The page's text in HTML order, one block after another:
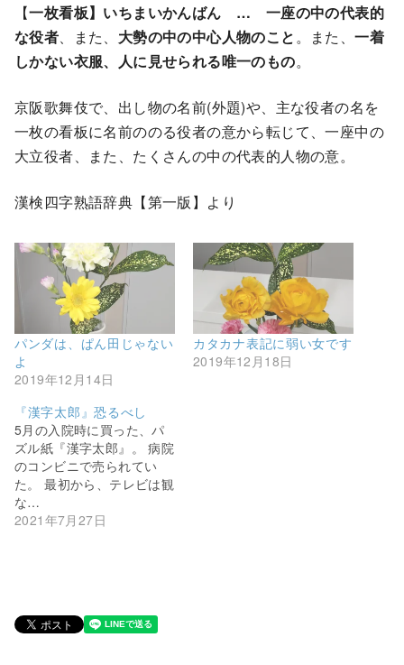
【一枚看板】いちまいかんばん … 一座の中の代表的
な役者、また、 大勢の中の中心人物のこと。また、一着
しかない衣服、人に見せられる唯一のもの。
京阪歌舞伎で、出し物の名前(外題)や、主な役者の名を
一枚の看板に名前ののる役者の意から転じて、一座中の
大立役者、また、たくさんの中の代表的人物の意。
漢検四字熟語辞典【第一版】より
パンダは、ぱん田じゃない
よ
2019年12月14日
カタカナ表記に弱い女です
2019年12月18日
『漢字太郎』恐るべし
5月の入院時に買った、パ
ズル紙『漢字太郎』。 病院
のコンビニで売られてい
た。 最初から、テレビは観
な…
2021年7月27日